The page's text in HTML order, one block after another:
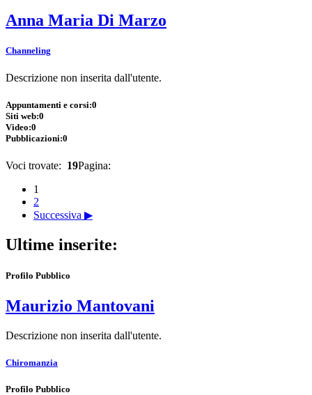
Anna Maria Di Marzo
Channeling
Descrizione non inserita dall'utente.
Appuntamenti e corsi:0
Siti web:0
Video:0
Pubblicazioni:0
Voci trovate: 19Pagina:
1
2
Successiva ▶
Ultime inserite:
Profilo Pubblico
Maurizio Mantovani
Descrizione non inserita dall'utente.
Chiromanzia
Profilo Pubblico